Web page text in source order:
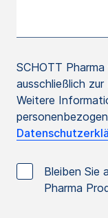
SCHOTT
ausschließlich
Weitere
Bleiben Sie
Pharma